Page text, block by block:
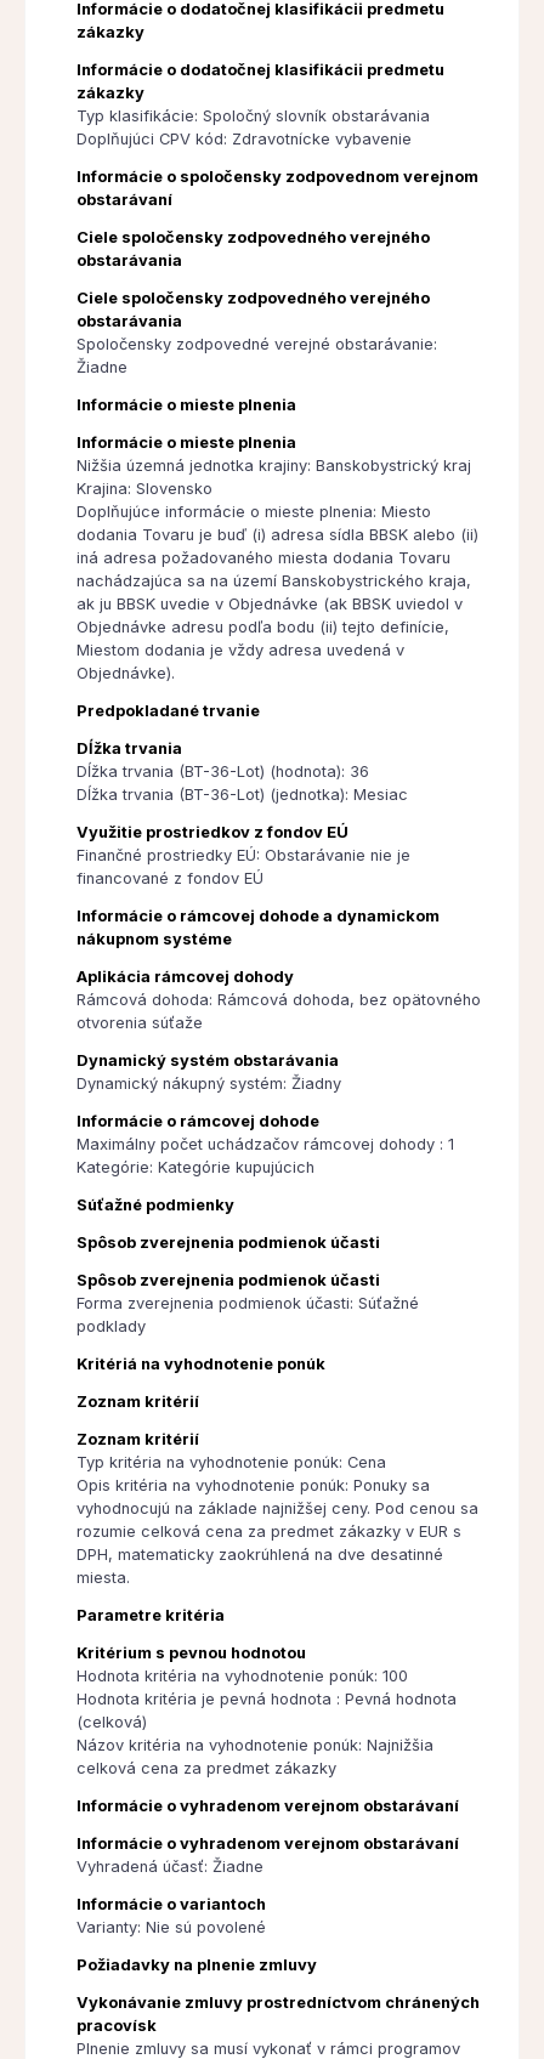
Informácie o dodatočnej klasifikácii predmetu
zákazky
Informácie o dodatočnej klasifikácii predmetu
zákazky
Typ klasifikácie: Spoločný slovník obstarávania
Doplňujúci CPV kód: Zdravotnícke vybavenie
Informácie o spoločensky zodpovednom verejnom
obstarávaní
Ciele spoločensky zodpovedného verejného
obstarávania
Ciele spoločensky zodpovedného verejného
obstarávania
Spoločensky zodpovedné verejné obstarávanie:
Žiadne
Informácie o mieste plnenia
Informácie o mieste plnenia
Nižšia územná jednotka krajiny: Banskobystrický kraj
Krajina: Slovensko
Doplňujúce informácie o mieste plnenia: Miesto
dodania Tovaru je buď (i) adresa sídla BBSK alebo (ii)
iná adresa požadovaného miesta dodania Tovaru
nachádzajúca sa na území Banskobystrického kraja,
ak ju BBSK uvedie v Objednávke (ak BBSK uviedol v
Objednávke adresu podľa bodu (ii) tejto definície,
Miestom dodania je vždy adresa uvedená v
Objednávke).
Predpokladané trvanie
Dĺžka trvania
Dĺžka trvania (BT-36-Lot) (hodnota): 36
Dĺžka trvania (BT-36-Lot) (jednotka): Mesiac
Využitie prostriedkov z fondov EÚ
Finančné prostriedky EÚ: Obstarávanie nie je
financované z fondov EÚ
Informácie o rámcovej dohode a dynamickom
nákupnom systéme
Aplikácia rámcovej dohody
Rámcová dohoda: Rámcová dohoda, bez opätovného
otvorenia súťaže
Dynamický systém obstarávania
Dynamický nákupný systém: Žiadny
Informácie o rámcovej dohode
Maximálny počet uchádzačov rámcovej dohody : 1
Kategórie: Kategórie kupujúcich
Súťažné podmienky
Spôsob zverejnenia podmienok účasti
Spôsob zverejnenia podmienok účasti
Forma zverejnenia podmienok účasti: Súťažné
podklady
Kritériá na vyhodnotenie ponúk
Zoznam kritérií
Zoznam kritérií
Typ kritéria na vyhodnotenie ponúk: Cena
Opis kritéria na vyhodnotenie ponúk: Ponuky sa
vyhodnocujú na základe najnižšej ceny. Pod cenou sa
rozumie celková cena za predmet zákazky v EUR s
DPH, matematicky zaokrúhlená na dve desatinné
miesta.
Parametre kritéria
Kritérium s pevnou hodnotou
Hodnota kritéria na vyhodnotenie ponúk: 100
Hodnota kritéria je pevná hodnota : Pevná hodnota
(celková)
Názov kritéria na vyhodnotenie ponúk: Najnižšia
celková cena za predmet zákazky
Informácie o vyhradenom verejnom obstarávaní
Informácie o vyhradenom verejnom obstarávaní
Vyhradená účasť: Žiadne
Informácie o variantoch
Varianty: Nie sú povolené
Požiadavky na plnenie zmluvy
Vykonávanie zmluvy prostredníctvom chránených
pracovísk
Plnenie zmluvy sa musí vykonať v rámci programov